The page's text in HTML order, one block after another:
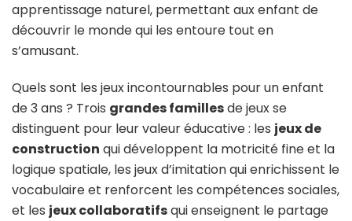
apprentissage naturel, permettant aux enfant de
découvrir le monde qui les entoure tout en
s’amusant.
Quels sont les jeux incontournables pour un enfant
de 3 ans ? Trois grandes famillesde jeux se
distinguent pour leur valeur éducative : les jeux de
construction qui développent la motricité fine et la
logique spatiale, les jeux d’imitation qui enrichissent le
vocabulaire et renforcent les compétences sociales,
et les jeux collaboratifsqui enseignent le partage